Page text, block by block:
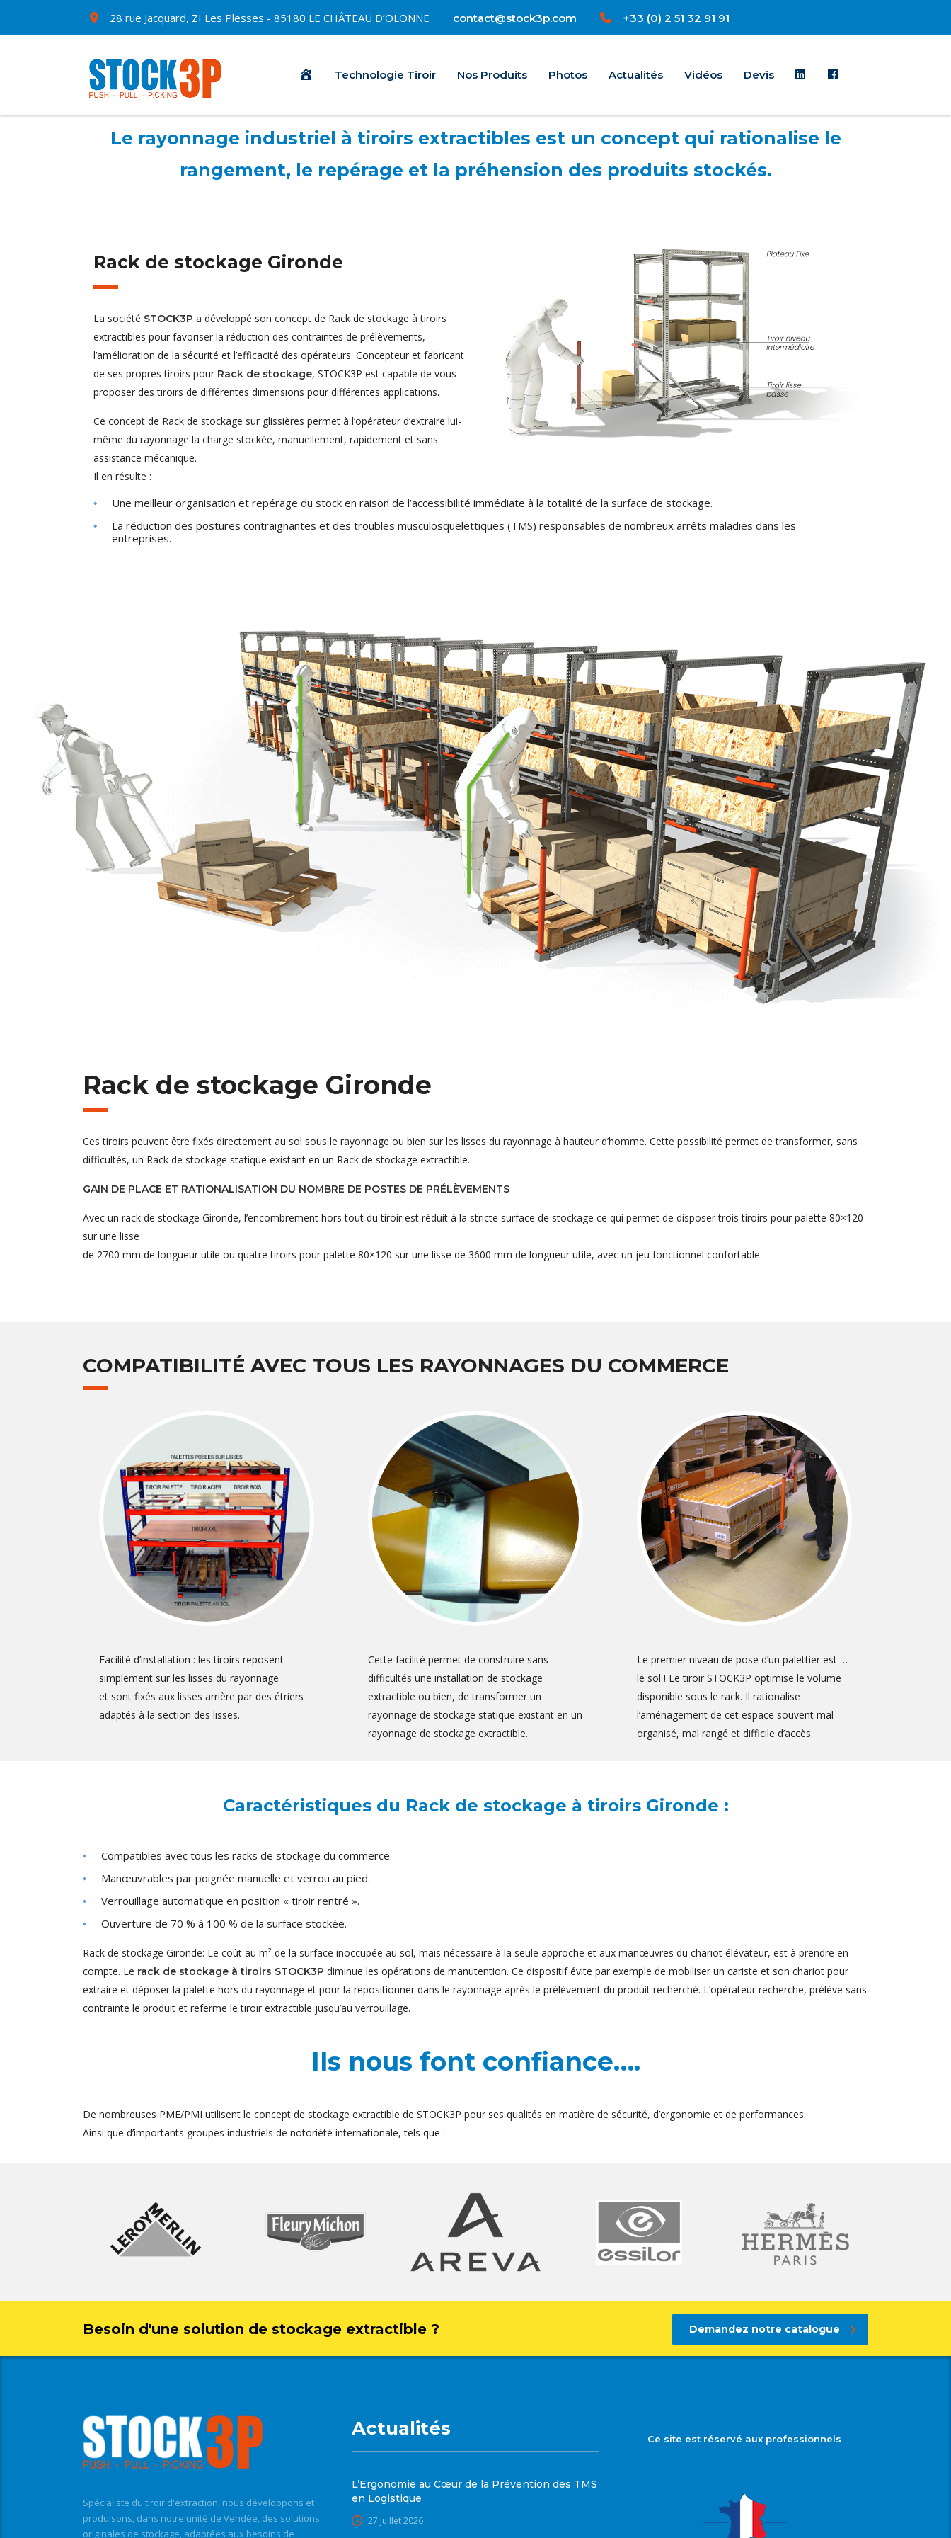
28 rue Jacquard, ZI Les Plesses - 85180 LE CHÂTEAU D’OLONNE contact@stock3p.com +33 (0) 2 51 32 91 91
AccueilTechnologie Tiroir Nos Produits Photos Actualités Vidéos Devis Linkedin
Le rayonnage industriel à tiroirs extractibles est un concept qui rationalise le
rangement, le repérage et la préhension des produits stockés.
Rack de stockage Gironde
La société STOCK3P a développé son concept de Rack de stockage à tiroirs
extractibles pour favoriser la réduction des contraintes de prélèvements,
l’amélioration de la sécurité et l’efficacité des opérateurs. Concepteur et fabricant
de ses propres tiroirs pour Rack de stockage, STOCK3P est capable de vous
proposer des tiroirs de différentes dimensions pour différentes applications.
Ce concept de Rack de stockage sur glissières permet à l’opérateur d’extraire lui-
même du rayonnage la charge stockée, manuellement, rapidement et sans
assistance mécanique.
Il en résulte :
Une meilleur organisation et repérage du stock en raison de l’accessibilité immédiate à la totalité de la surface de stockage.
La réduction des postures contraignantes et des troubles musculosquelettiques (TMS) responsables de nombreux arrêts maladies dans les
entreprises.
Rack de stockage Gironde
Ces tiroirs peuvent être fixés directement au sol sous le rayonnage ou bien sur les lisses du rayonnage à hauteur d’homme. Cette possibilité permet de transformer, sans
difficultés, un Rack de stockage statique existant en un Rack de stockage extractible.
GAIN DE PLACE ET RATIONALISATION DU NOMBRE DE POSTES DE PRÉLÈVEMENTS
Avec un rack de stockage Gironde, l’encombrement hors tout du tiroir est réduit à la stricte surface de stockage ce qui permet de disposer trois tiroirs pour palette 80×120
sur une lisse
de 2700 mm de longueur utile ou quatre tiroirs pour palette 80×120 sur une lisse de 3600 mm de longueur utile, avec un jeu fonctionnel confortable.
COMPATIBILITÉ AVEC TOUS LES RAYONNAGES DU COMMERCE
Facilité d’installation : les tiroirs reposent
simplement sur les lisses du rayonnage
et sont fixés aux lisses arrière par des étriers
adaptés à la section des lisses.
Cette facilité permet de construire sans
difficultés une installation de stockage
extractible ou bien, de transformer un
rayonnage de stockage statique existant en un
rayonnage de stockage extractible.
Le premier niveau de pose d’un palettier est …
le sol ! Le tiroir STOCK3P optimise le volume
disponible sous le rack. Il rationalise
l’aménagement de cet espace souvent mal
organisé, mal rangé et difficile d’accès.
Caractéristiques du Rack de stockage à tiroirs Gironde :
Compatibles avec tous les racks de stockage du commerce.
Manœuvrables par poignée manuelle et verrou au pied.
Verrouillage automatique en position « tiroir rentré ».
Ouverture de 70 % à 100 % de la surface stockée.
Rack de stockage Gironde: Le coût au m² de la surface inoccupée au sol, mais nécessaire à la seule approche et aux manœuvres du chariot élévateur, est à prendre en
compte. Le rack de stockage à tiroirs STOCK3P diminue les opérations de manutention. Ce dispositif évite par exemple de mobiliser un cariste et son chariot pour
extraire et déposer la palette hors du rayonnage et pour la repositionner dans le rayonnage après le prélèvement du produit recherché. L’opérateur recherche, prélève sans
contrainte le produit et referme le tiroir extractible jusqu’au verrouillage.
Ils nous font confiance….
De nombreuses PME/PMI utilisent le concept de stockage extractible de STOCK3P pour ses qualités en matière de sécurité, d’ergonomie et de performances.
Ainsi que d’importants groupes industriels de notoriété internationale, tels que :
Besoin d'une solution de stockage extractible ? Demandez notre catalogue
Spécialiste du tiroir d'extraction, nous développons et
produisons, dans notre unité de Vendée, des solutions
originales de stockage, adaptées aux besoins de
Actualités
L’Ergonomie au Cœur de la Prévention des TMS
en Logistique
27 juillet 2026
Ce site est réservé aux professionnels